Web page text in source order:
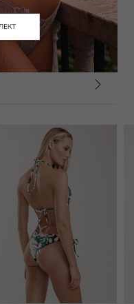
26 000
9 393₽
Выбрать размер